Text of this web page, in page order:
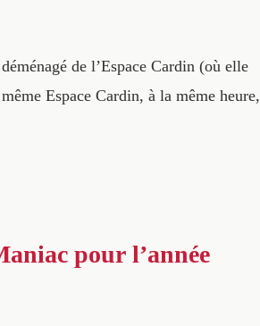
de l’Espace Cardin (où elle
Espace Cardin, à la même heure,
pour l’année